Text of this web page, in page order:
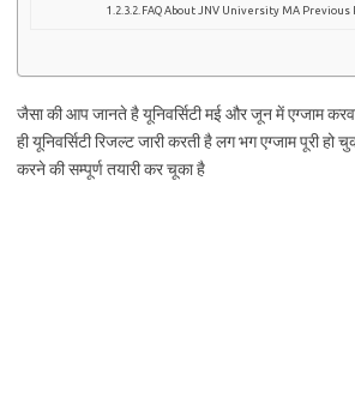
FAQ About JNV University MA Previous
जैसा की आप जानते है यूनिवर्सिटी मई और जून में एग्जाम
ही यूनिवर्सिटी रिजल्ट जारी करती है लग भग एग्जाम पूरी हो
करने की सम्पूर्ण तयारी कर चूका है